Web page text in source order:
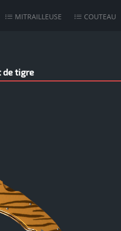
MITRAILLEUSE COUTEAU
de tigre